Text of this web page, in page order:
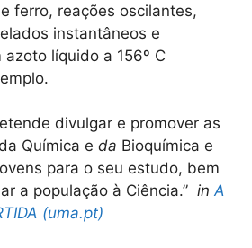
ferro, reações oscilantes,
instantâneos e
azoto líquido a 156º C
divulgar e promover as
Química e da Bioquímica e
para o seu estudo, bem
a população à Ciência.” inA
(uma.pt)